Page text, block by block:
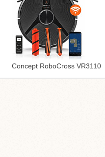
Concept RoboCross VR3110